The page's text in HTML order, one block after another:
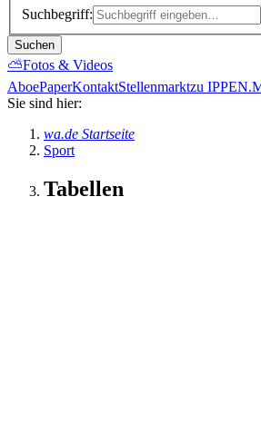
Suchbegriff:
Suchen
⛅Fotos & Videos
AboePaperKontaktStellenmarktzu
Sie sind hier:
wa.de Startseite
Sport
Tabellen